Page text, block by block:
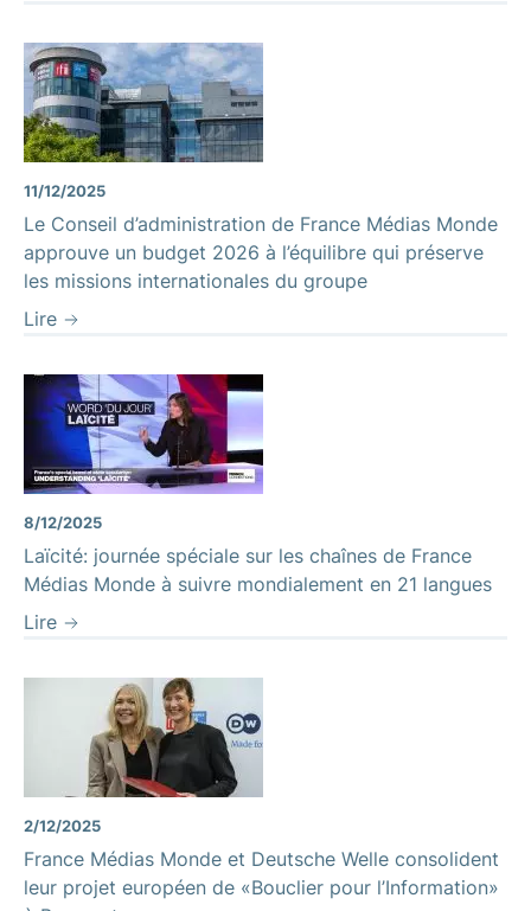
11/12/2025
Le Conseil d’administration de France Médias Monde
approuve un budget 2026 à l’équilibre qui préserve
les missions internationales du groupe
Lire
8/12/2025
Laïcité: journée spéciale sur les chaînes de France
Médias Monde à suivre mondialement en 21 langues
Lire
2/12/2025
France Médias Monde et Deutsche Welle consolident
leur projet européen de «Bouclier pour l’Information»